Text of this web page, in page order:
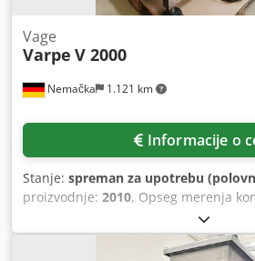
Nemačka 1.121 km
Vage
Varpe V 2000
Informacije o
Stanje: spreman za upotrebu
proizvodnje: 2010, Opseg merenja
klasa tačnosti: KSIII (1), podela skale:
težina proizvoda min. / maks.: 10g /
brzina merenja: 0.52m / s.